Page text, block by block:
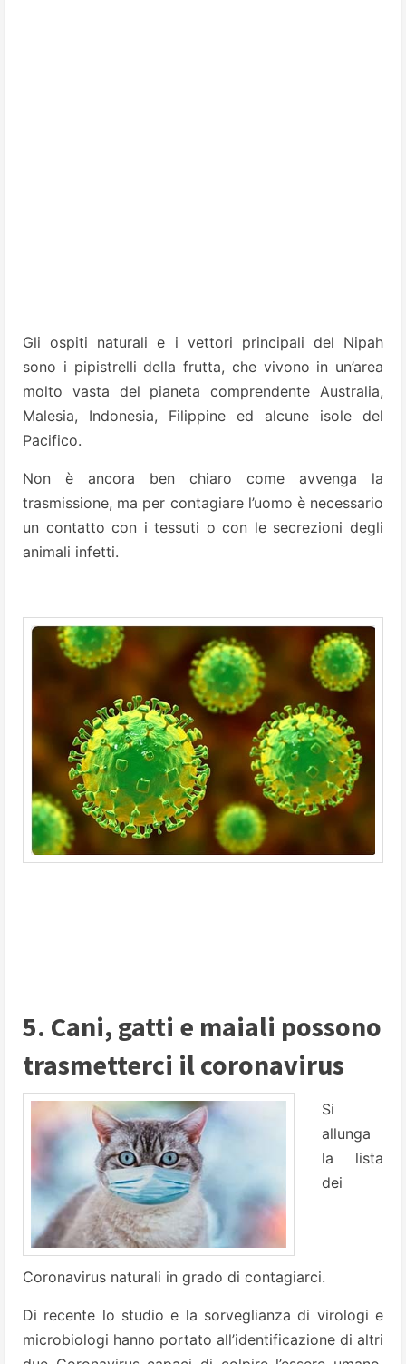
Gli ospiti naturali e i vettori principali del Nipah
sono i pipistrelli della frutta, che vivono in un’area
molto vasta del pianeta comprendente Australia,
Malesia, Indonesia, Filippine ed alcune isole del
Pacifico.
Non è ancora ben chiaro come avvenga la
trasmissione, ma per contagiare l’uomo è necessario
un contatto con i tessuti o con le secrezioni degli
animali infetti.
5. Cani, gatti e maiali possono
trasmetterci il coronavirus
Si
allunga
la lista
dei
Coronavirus naturali in grado di contagiarci.
Di recente lo studio e la sorveglianza di virologi e
microbiologi hanno portato all’identificazione di altri